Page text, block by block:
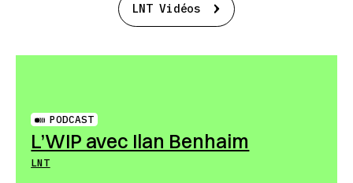
LNT Vidéos
PODCAST
L’WIP avec Ilan Benhaim
LNT